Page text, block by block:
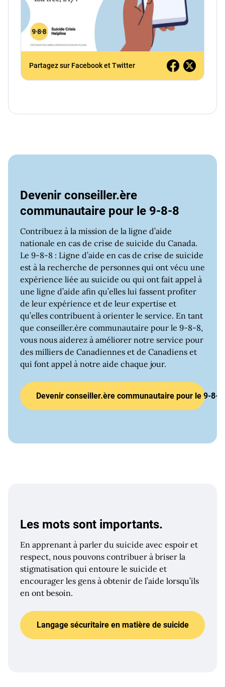
Partagez sur Facebook et Twitter
Devenir conseiller.ère
communautaire pour le 9-8-8
Contribuez à la mission de la ligne d’aide
nationale en cas de crise de suicide du Canada.
Le 9-8-8 : Ligne d’aide en cas de crise de suicide
est à la recherche de personnes qui ont vécu une
expérience liée au suicide ou qui ont fait appel à
une ligne d’aide afin qu’elles lui fassent profiter
de leur expérience et de leur expertise et
qu’elles contribuent à orienter le service. En tant
que conseiller.ère communautaire pour le 9-8-8,
vous nous aiderez à améliorer notre service pour
des milliers de Canadiennes et de Canadiens et
qui font appel à notre aide chaque jour.
Devenir conseiller.ère communautaire pour le 9-8-8
Les mots sont importants.
En apprenant à parler du suicide avec espoir et
respect, nous pouvons contribuer à briser la
stigmatisation qui entoure le suicide et
encourager les gens à obtenir de l’aide lorsqu’ils
en ont besoin.
Langage sécuritaire en matière de suicide